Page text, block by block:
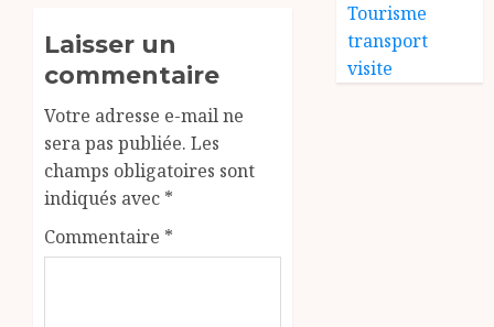
Laisser un
commentaire
Votre adresse e-mail ne
sera pas publiée. Les
champs obligatoires sont
indiqués avec *
Commentaire *
Tourisme
transport
visite